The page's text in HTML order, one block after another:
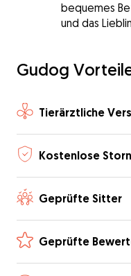
bequemes
und das
Gudog
Tierärztliche
Kostenlose
Geprüfte Sitter
Geprüfte